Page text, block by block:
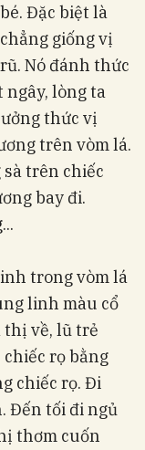
Đặc biệt là
giống vị
Nó đánh thức
ngây, lòng ta
thức vị
trên vòm lá.
trên chiếc
bay đi.
trong vòm lá
linh màu cổ
thị về, lũ trẻ
rọ bằng
chiếc rọ. Đi
Đến tối đi ngủ
thơm cuốn